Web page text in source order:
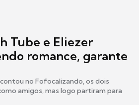
Tube e Eliezer
romance, garante
no Fofocalizando, os dois
amigos, mas logo partiram para